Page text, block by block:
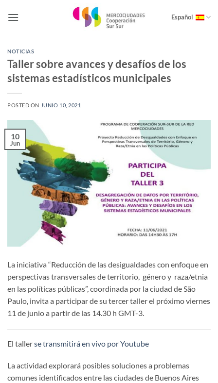
Español
NOTICIAS
Taller sobre avances y desafíos de los
sistemas estadísticos municipales
POSTED ON JUNIO 10, 2021
10
Jun
La iniciativa “Reducción de las desigualdades con enfoque en
perspectivas transversales de territorio, género y raza/etnia
en las políticas públicas”, coordinada por la ciudad de São
Paulo, invita a participar de su tercer taller el próximo viernes
11 de junio a partir de las 14.30 h GMT-3.
El tallerse transmitirá en vivo por Youtube
La actividad explorará posibles soluciones a problemas
comunes identificados entre las ciudades de Buenos Aires